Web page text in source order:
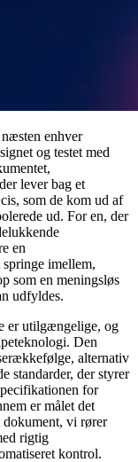
enhver
og testet med
lever bag et
som de kom ud af
ud. For en, der
en
imellem,
som en meningsløs
udfyldes.
er utilgængelige, og
Den
alternativ
standarder, der styrer
for
er målet det
dokument, vi rører
rigtig
kontrol.